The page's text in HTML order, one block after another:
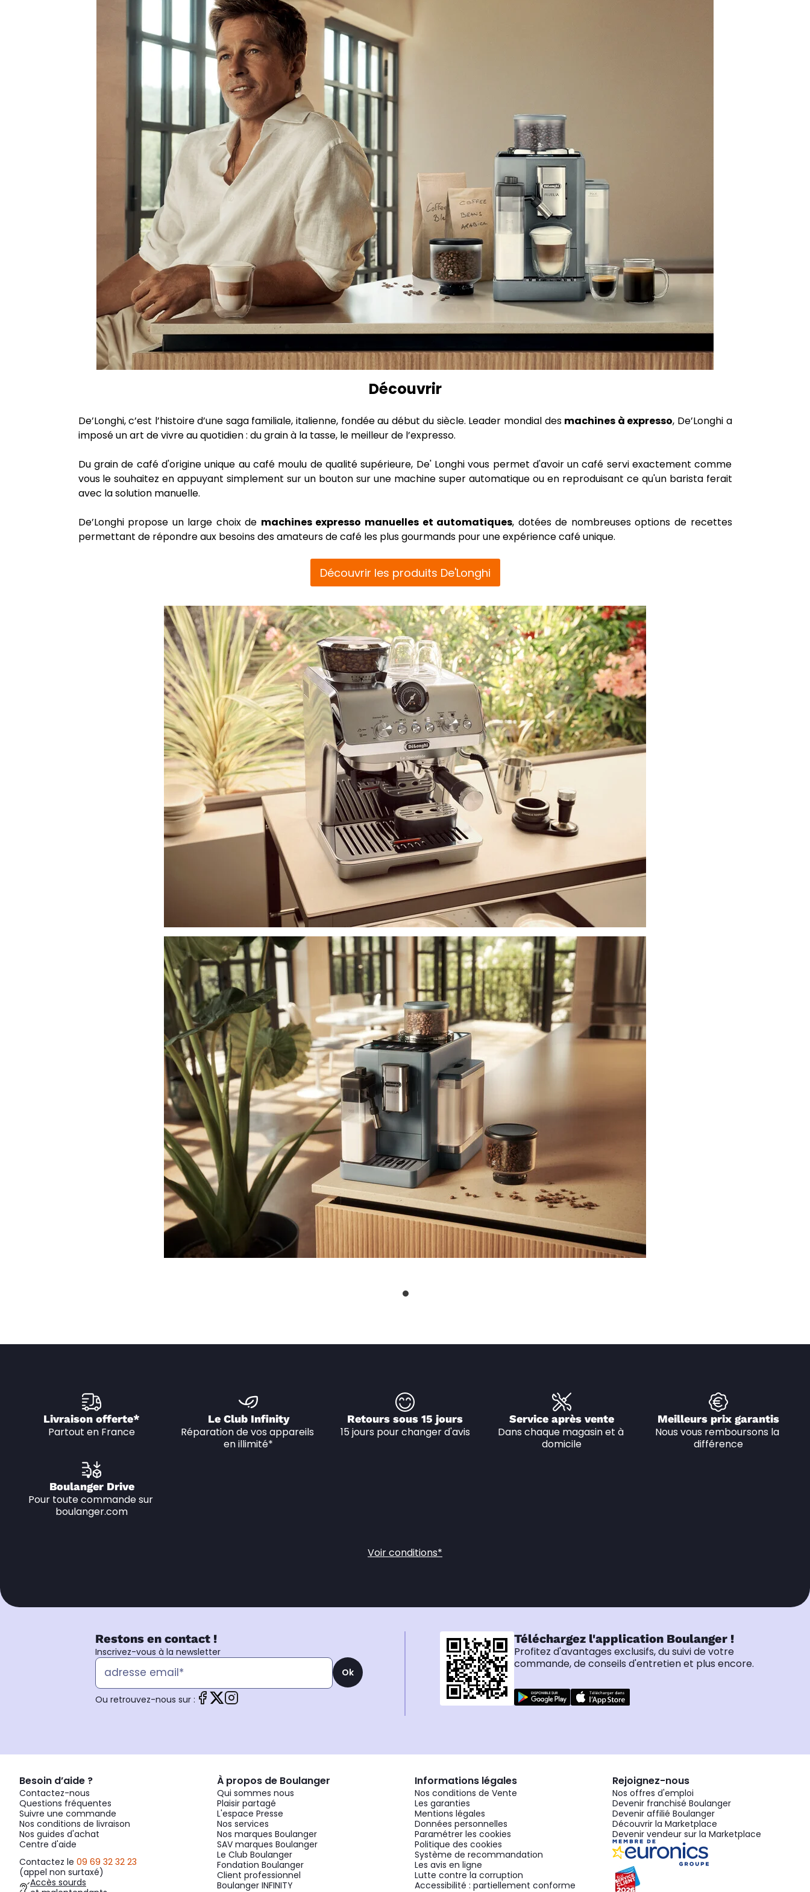
Découvrir
De’Longhi, c’est l’histoire d’une saga familiale, italienne, fondée au début du siècle. Leader mondial des machines à expresso, De’Longhi a
imposé un art de vivre au quotidien : du grain à la tasse, le meilleur de l’expresso.
Du grain de café d'origine unique au café moulu de qualité supérieure, De' Longhi vous permet d'avoir un café servi exactement comme
vous le souhaitez en appuyant simplement sur un bouton sur une machine super automatique ou en reproduisant ce qu'un barista ferait
avec la solution manuelle.
De’Longhi propose un large choix de machines expresso manuelles et automatiques, dotées de nombreuses options de recettes
permettant de répondre aux besoins des amateurs de café les plus gourmands pour une expérience café unique.
Découvrir les produits De'Longhi
Livraison offerte*
Partout en France
Le Club Infinity
Réparation de vos appareils
en illimité*
Retours sous 15 jours
15 jours pour changer d'avis
Service après vente
Dans chaque magasin et à
domicile
Meilleurs prix garantis
Nous vous remboursons la
différence
Boulanger Drive
Pour toute commande sur
boulanger.com
Voir conditions*
Restons en contact !
Inscrivez-vous à la newsletter
Ok
Ou retrouvez-nous sur :
Téléchargez l'application Boulanger !
Profitez d'avantages exclusifs, du suivi de votre
commande, de conseils d'entretien et plus encore.
Besoin d’aide ?
Contactez-nous
Questions fréquentes
Suivre une commande
Nos conditions de livraison
Nos guides d'achat
Centre d'aide
Contactez le 09 69 32 32 23
(appel non surtaxé)
Accès sourds
À propos de Boulanger
Qui sommes nous
Plaisir partagé
L'espace Presse
Nos services
Nos marques Boulanger
SAV marques Boulanger
Le Club Boulanger
Fondation Boulanger
Client professionnel
Boulanger INFINITY
Informations légales
Nos conditions de Vente
Les garanties
Mentions légales
Données personnelles
Paramétrer les cookies
Politique des cookies
Système de recommandation
Les avis en ligne
Lutte contre la corruption
Accessibilité : partiellement conforme
Rejoignez-nous
Nos offres d'emploi
Devenir franchisé Boulanger
Devenir affilié Boulanger
Découvrir la Marketplace
Devenir vendeur sur la Marketplace